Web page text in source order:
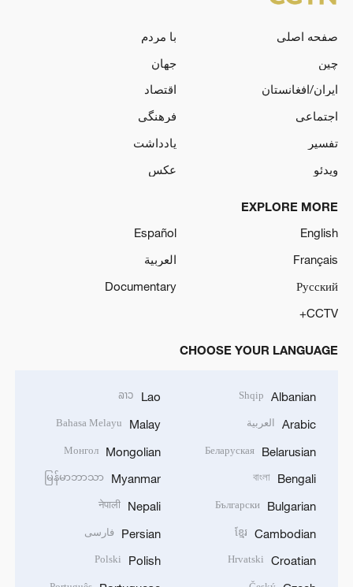
صفحه اصلی
با مردم
چین
جهان
ایران/افغانستان
اقتصاد
اجتماعی
فرهنگی
تفسیر
یادداشت
ویدئو
عکس
EXPLORE MORE
English
Español
Français
العربية
Русский
Documentary
CCTV+
CHOOSE YOUR LANGUAGE
Albanian
Shqip
Arabic العربية
Belarusian
Беларуская
Bengali
বাংলা
Bulgarian
Български
Cambodian
ខ្មែរ
Croatian
Hrvatski
Lao
ລາວ
Malay
Bahasa Melayu
Mongolian
Монгол
Myanmar
မြန်မာဘာသာ
Nepali
नेपाली
Persian فارسی
Polish
Polski